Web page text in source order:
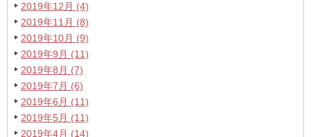
2019年12月 (4)
2019年11月 (8)
2019年10月 (9)
2019年9月 (11)
2019年8月 (7)
2019年7月 (6)
2019年6月 (11)
2019年5月 (11)
2019年4月 (14)